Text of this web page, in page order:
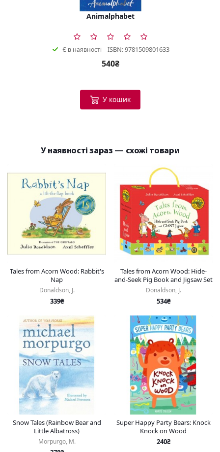
Animalphabet
Є в наявності ISBN: 9781509801633
540₴
У кошик
У наявності зараз — схожі товари
Tales from Acorn Wood: Rabbit's
Nap
Donaldson, J.
339₴
Tales from Acorn Wood: Hide-
and-Seek Pig Book and Jigsaw Set
Donaldson, J.
534₴
Snow Tales (Rainbow Bear and
Little Albatross)
Morpurgo, M.
Super Happy Party Bears: Knock
Knock on Wood
240₴